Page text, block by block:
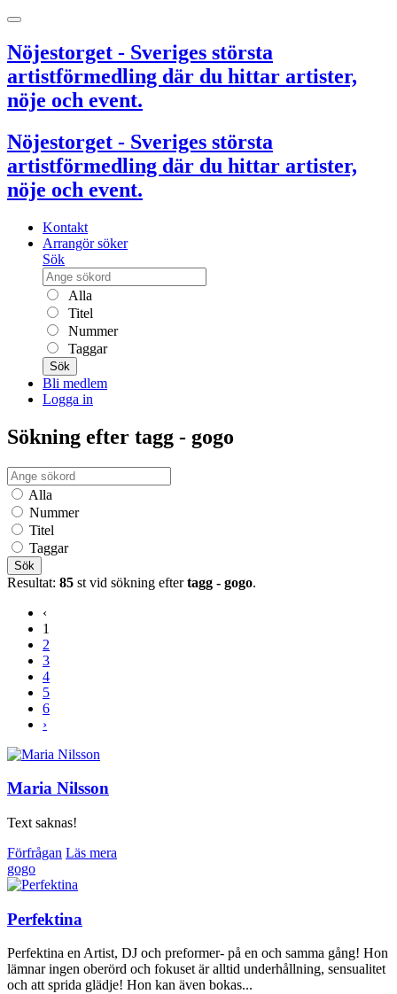
Nöjestorget - Sveriges största
artistförmedling där du hittar artister,
nöje och event.
Nöjestorget - Sveriges största
artistförmedling där du hittar artister,
nöje och event.
Kontakt
Arrangör söker
Sök
Alla
Titel
Nummer
Taggar
Sök
Bli medlem
Logga in
Sökning efter tagg - gogo
Alla
Nummer
Titel
Taggar
Sök
Resultat: 85 st vid sökning eftertagg - gogo.
‹
1
2
3
4
5
6
›
Maria Nilsson
Text saknas!
Förfrågan Läs mera
gogo
Perfektina
Perfektina en Artist, DJ och preformer- på en och samma gång! Hon
lämnar ingen oberörd och fokuset är alltid underhållning, sensualitet
och att sprida glädje! Hon kan även bokas...